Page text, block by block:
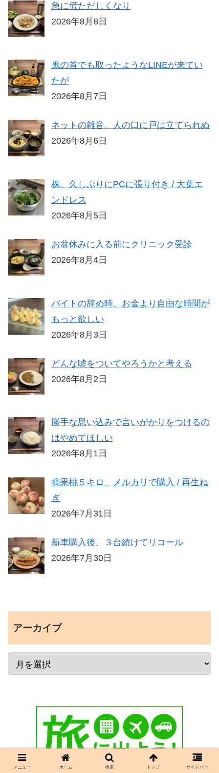
急に慌ただしくなり
2026年8月8日
鬼の首でも取ったようなLINEが来てい
たが
2026年8月7日
ネットの雑音、人の口に戸は立てられぬ
2026年8月6日
株、久しぶりにPCに張り付き / 大葉エ
ンドレス
2026年8月5日
お盆休みに入る前にクリニック受診
2026年8月4日
バイトの辞め時、お金より自由な時間が
もっと欲しい
2026年8月3日
どんな嘘をついてやろうかと考える
2026年8月2日
勝手な思い込みで言いがかりをつけるの
はやめてほしい
2026年8月1日
摘果桃５キロ、メルカリで購入 / 再生ね
ぎ
2026年7月31日
新車購入後、３台続けてリコール
2026年7月30日
アーカイブ
メニュー ホーム 検索 トップ サイドバー